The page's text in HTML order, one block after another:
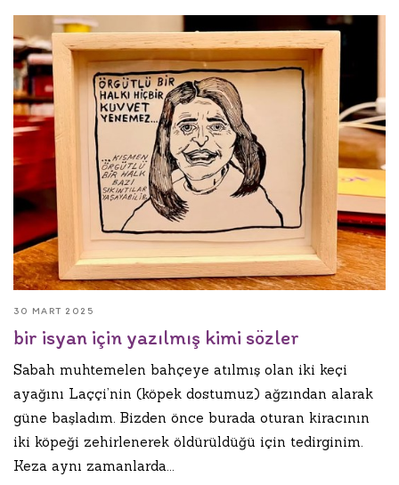
30 MART 2025
bir isyan için yazılmış kimi sözler
Sabah muhtemelen bahçeye atılmış olan iki keçi
ayağını Laççi’nin (köpek dostumuz) ağzından alarak
güne başladım. Bizden önce burada oturan kiracının
iki köpeği zehirlenerek öldürüldüğü için tedirginim.
Keza aynı zamanlarda...